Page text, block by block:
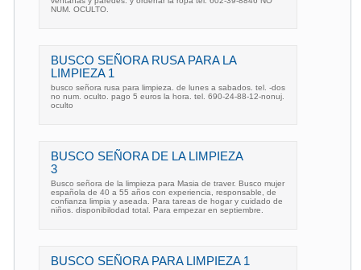
NUM. OCULTO.
BUSCO SEÑORA RUSA PARA LA
LIMPIEZA 1
busco señora rusa para limpieza. de lunes a sabados. tel. -dos
no num. oculto. pago 5 euros la hora. tel. 690-24-88-12-nonuj.
oculto
BUSCO SEÑORA DE LA LIMPIEZA
3
Busco señora de la limpieza para Masia de traver. Busco mujer
española de 40 a 55 años con experiencia, responsable, de
confianza limpia y aseada. Para tareas de hogar y cuidado de
niños. disponibilodad total. Para empezar en septiembre.
BUSCO SEÑORA PARA LIMPIEZA 1